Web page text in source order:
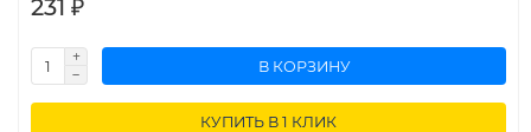
231 ₽
В КОРЗИНУ
КУПИТЬ В 1 КЛИК